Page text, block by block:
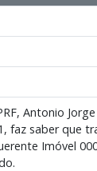
Antonio
faz saber que
Imóvel